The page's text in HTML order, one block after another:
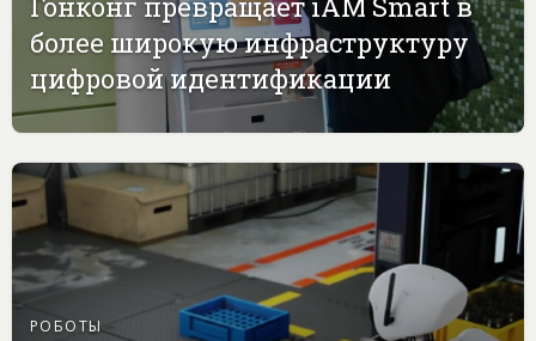
более широкую инфраструктуру
цифровой идентификации
РОБОТЫ